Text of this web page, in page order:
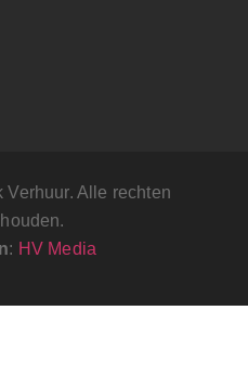
Alle rechten
: HV Media